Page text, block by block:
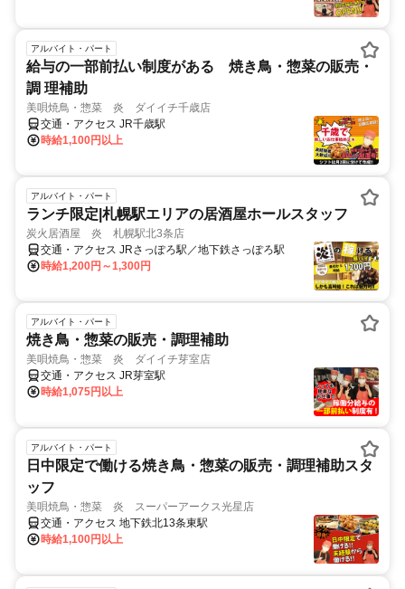
アルバイト・パート
給与の一部前払い制度がある 焼き鳥・惣菜の販売・
調 理補助
美唄焼鳥・惣菜 炎 ダイイチ千歳店
時給1,100円以上
交通・アクセス JR千歳駅
アルバイト・パート
ランチ限定|札幌駅エリアの居酒屋ホールスタッフ
炭火居酒屋 炎 札幌駅北3条店
時給1,200円～1,300円
交通・アクセス JRさっぽろ駅／地下鉄さっぽろ駅
アルバイト・パート
焼き鳥・惣菜の販売・調理補助
美唄焼鳥・惣菜 炎 ダイイチ芽室店
時給1,075円以上
交通・アクセス JR芽室駅
アルバイト・パート
日中限定で働ける焼き鳥・惣菜の販売・調理補助スタ
ッフ
美唄焼鳥・惣菜 炎 スーパーアークス光星店
時給1,100円以上
交通・アクセス 地下鉄北13条東駅